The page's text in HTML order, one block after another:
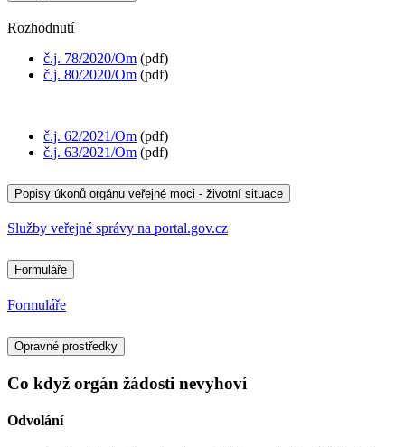
Rozhodnutí
č.j. 78/2020/Om (pdf)
č.j. 80/2020/Om (pdf)
č.j. 62/2021/Om (pdf)
č.j. 63/2021/Om (pdf)
Popisy úkonů orgánu veřejné moci - životní situace
Služby veřejné správy na portal.gov.cz
Formuláře
Formuláře
Opravné prostředky
Co když orgán žádosti nevyhoví
Odvolání